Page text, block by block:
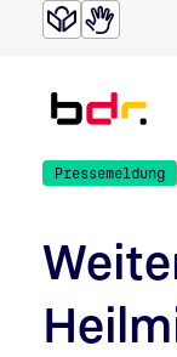
Direkt zur Suche
Direkt zum Inhalt
Pressemeldung